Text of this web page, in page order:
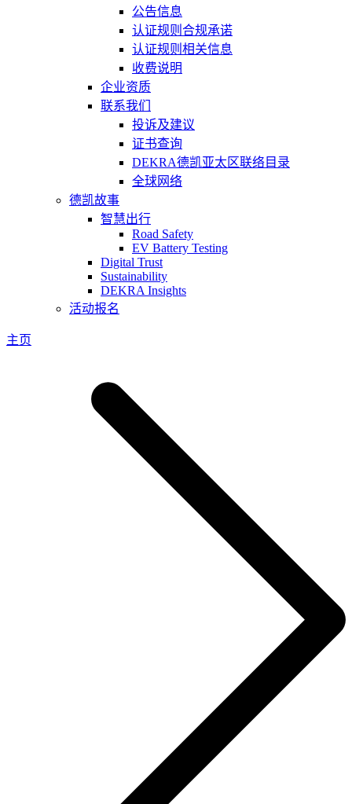
公告信息
认证规则合规承诺
认证规则相关信息
收费说明
企业资质
联系我们
投诉及建议
证书查询
DEKRA德凯亚太区联络目录
全球网络
德凯故事
智慧出行
Road Safety
EV Battery Testing
Digital Trust
Sustainability
DEKRA Insights
活动报名
主页